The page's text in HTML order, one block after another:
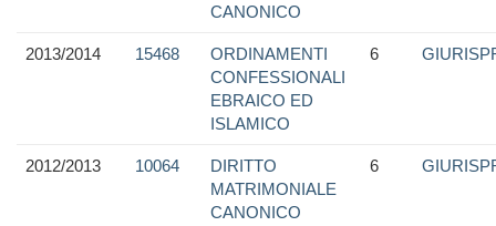
CANONICO
2013/2014 15468
ORDINAMENTI
CONFESSIONALI
EBRAICO ED
ISLAMICO
6
2012/2013 10064
DIRITTO
MATRIMONIALE
CANONICO
6